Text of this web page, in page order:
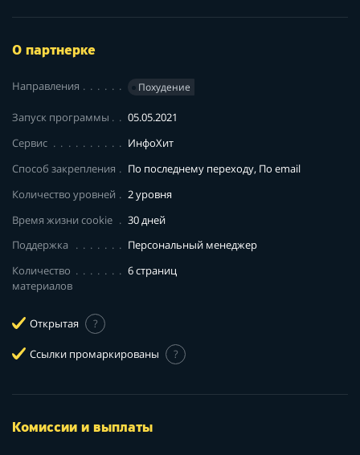
О партнерке
Направления Похудение
Запуск программы
05.05.2021
Сервис
ИнфоХит
Способ закрепления
По последнему переходу, По email
Количество уровней
2 уровня
Время жизни cookie
30 дней
Поддержка
Персональный менеджер
Количество
материалов
6 страниц
Открытая ?
Ссылки промаркированы ?
Комиссии и выплаты